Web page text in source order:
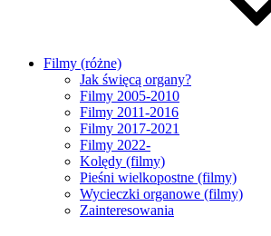
Filmy (różne)
Jak święcą organy?
Filmy 2005-2010
Filmy 2011-2016
Filmy 2017-2021
Filmy 2022-
Kolędy (filmy)
Pieśni wielkopostne (filmy)
Wycieczki organowe (filmy)
Zainteresowania